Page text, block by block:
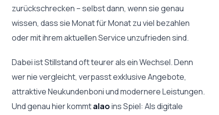
zurückschrecken – selbst dann, wenn sie genau
wissen, dass sie Monat für Monat zu viel bezahlen
oder mit ihrem aktuellen Service unzufrieden sind.
Dabei ist Stillstand oft teurer als ein Wechsel. Denn
wer nie vergleicht, verpasst exklusive Angebote,
attraktive Neukundenboni und modernere Leistungen.
Und genau hier kommtalaoins Spiel: Als digitale